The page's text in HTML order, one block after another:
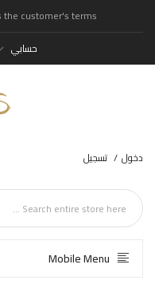
the customer's terms
حسابي
دخول تسجيل
Mobile Menu